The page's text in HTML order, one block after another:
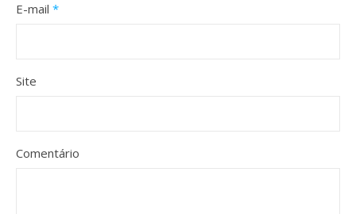
E-mail *
Site
Comentário